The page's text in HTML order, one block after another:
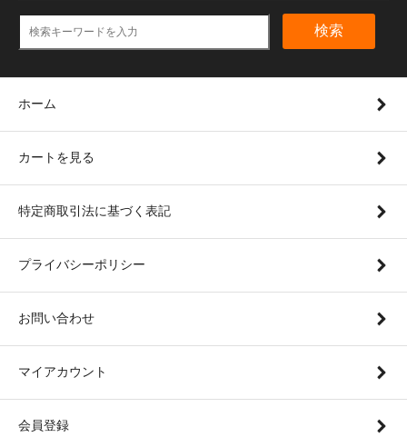
検索
ホーム
カートを見る
特定商取引法に基づく表記
プライバシーポリシー
お問い合わせ
マイアカウント
会員登録